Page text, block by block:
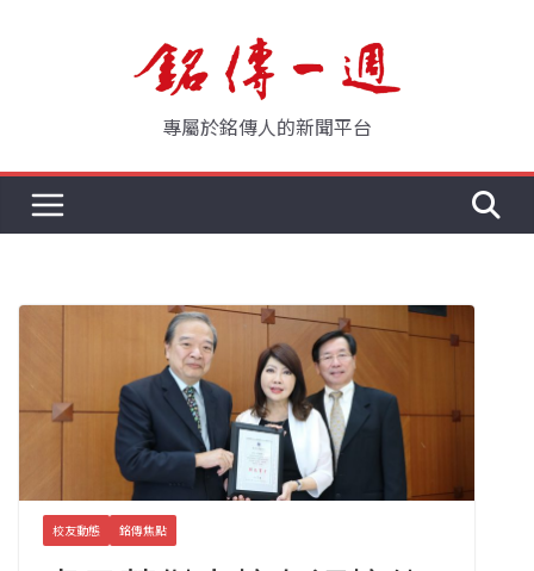
專屬於銘傳人的新聞平台
校友動態 銘傳焦點